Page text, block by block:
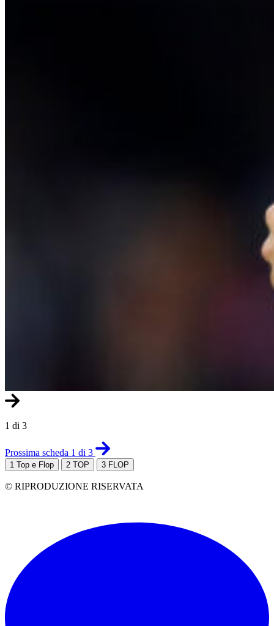
1 di 3
Prossima scheda 1 di 3
1 Top e Flop 2 TOP 3 FLOP
© RIPRODUZIONE RISERVATA